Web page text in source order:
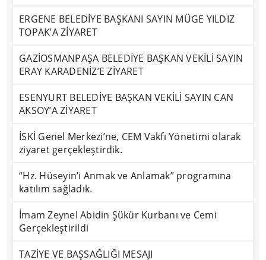
ERGENE BELEDİYE BAŞKANI SAYIN MÜGE YILDIZ
TOPAK’A ZİYARET
GAZİOSMANPAŞA BELEDİYE BAŞKAN VEKİLİ SAYIN
ERAY KARADENİZ’E ZİYARET
ESENYURT BELEDİYE BAŞKAN VEKİLİ SAYIN CAN
AKSOY’A ZİYARET
İSKİ Genel Merkezi’ne, CEM Vakfı Yönetimi olarak
ziyaret gerçekleştirdik.
“Hz. Hüseyin’i Anmak ve Anlamak” programına
katılım sağladık.
İmam Zeynel Abidin Şükür Kurbanı ve Cemi
Gerçekleştirildi
TAZİYE VE BAŞSAĞLIĞI MESAJI